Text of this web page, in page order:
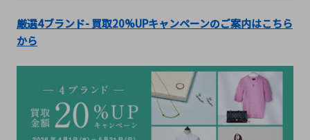
厳選4ブランド- 買取20%UPキャンペーンのご案内はこちら
から